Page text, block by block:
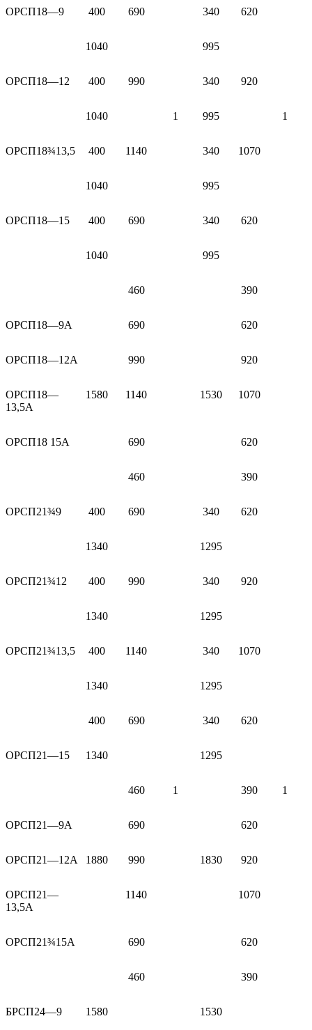
ОРСП18—9 400 690 340 620
1040 995
ОРСП18—12 400 990 340 920
1040 1 995 1
ОРСП18¾13,5 400 1140 340 1070
1040 995
ОРСП18—15 400 690 340 620
1040 995
460 390
ОРСП18—9A 690 620
ОРСП18—12A 990 920
ОРСП18—
13,5A
1580 1140 1530 1070
ОРСП18 15A 690 620
460 390
ОРСП21¾9 400 690 340 620
1340 1295
ОРСП21¾12 400 990 340 920
1340 1295
ОРСП21¾13,5 400 1140 340 1070
1340 1295
400 690 340 620
ОРСП21—15 1340 1295
460 1 390 1
ОРСП21—9A 690 620
ОРСП21—12A 1880 990 1830 920
ОРСП21—
13,5A
1140 1070
ОРСП21¾15А 690 620
460 390
БРСП24—9 1580 1530